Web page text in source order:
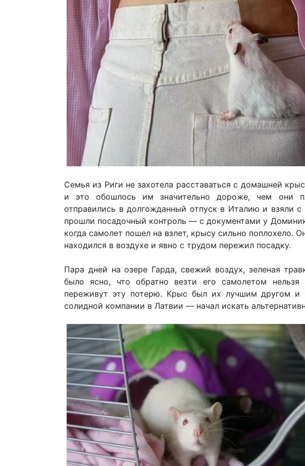
Семья из Риги не захотела расставаться с домашней
и это обошлось им значительно дороже, чем они
отправились в долгожданный отпуск в Италию и взяли
прошли посадочный контроль — с документами у
когда самолет пошел на взлет, крысу сильно поплохело.
находился в воздухе и явно с трудом пережил посадку.
Пара дней на озере Гарда, свежий воздух, зеленая
было ясно, что обратно везти его самолетом
переживут эту потерю. Крыс был их лучшим другом и
солидной компании в Латвии — начал искать